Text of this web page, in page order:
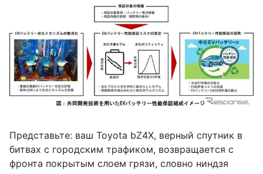
Представьте: ваш Toyota bZ4X, верный спутник в
битвах с городским трафиком, возвращается с
фронта покрытым слоем грязи, словно ниндзя